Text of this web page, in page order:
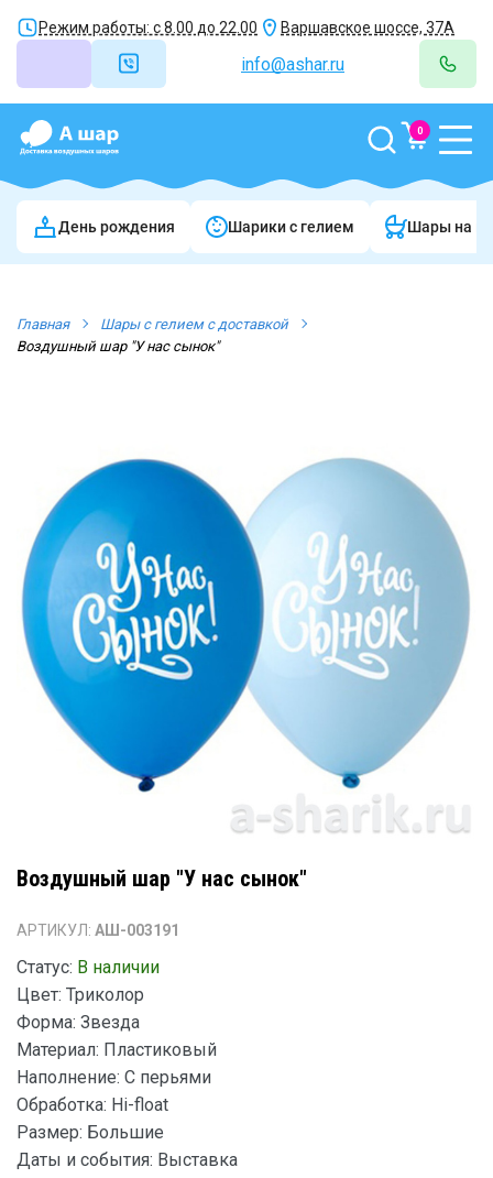
Режим работы: с 8.00 до 22.00 Варшавское шоссе, 37А
info@ashar.ru
0
День рождения Шарики c гелием Шары на
Главная
Шары с гелием с доставкой
Воздушный шар "У нас сынок"
Воздушный шар "У нас сынок"
АРТИКУЛ: АШ-003191
Статус: В наличии
Цвет: Триколор
Форма: Звезда
Материал: Пластиковый
Наполнение: С перьями
Обработка: Hi-float
Размер: Большие
Даты и события: Выставка